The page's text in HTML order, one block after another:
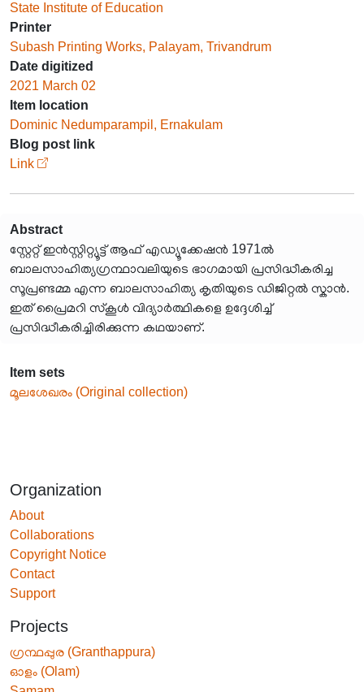
State Institute of Education
Printer
Subash Printing Works, Palayam, Trivandrum
Date digitized
2021 March 02
Item location
Dominic Nedumparampil, Ernakulam
Blog post link
Link
Abstract
സ്റ്റേറ്റ് ഇൻസ്റ്റിറ്റ്യൂട്ട് ആഫ് എഡ്യൂക്കേഷൻ 1971ൽ
ബാലസാഹിത്യഗ്രന്ഥാവലിയുടെ ഭാഗമായി പ്രസിദ്ധീകരിച്ച
സൂപ്രണ്ടമ്മ എന്ന ബാലസാഹിത്യ കൃതിയുടെ ഡിജിറ്റൽ സ്കാൻ.
ഇത് പ്രൈമറി സ്കൂൾ വിദ്യാർത്ഥികളെ ഉദ്ദേശിച്ച്
പ്രസിദ്ധീകരിച്ചിരിക്കുന്ന കഥയാണ്.
Item sets
മൂലശേഖരം (Original collection)
Organization
About
Collaborations
Copyright Notice
Contact
Support
Projects
ഗ്രന്ഥപ്പുര (Granthappura)
ഓളം (Olam)